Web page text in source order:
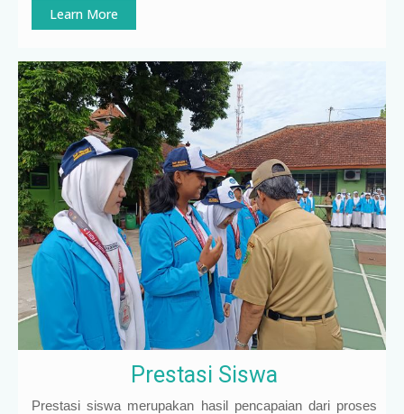
Learn More
Prestasi Siswa
Prestasi siswa merupakan hasil pencapaian dari proses